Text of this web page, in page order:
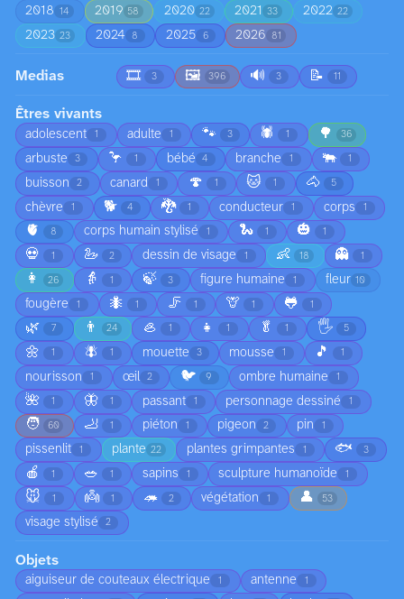
2018 14 2019 58 2020 22 2021 33 2022 22
2023 23 2024 8 2025 6 2026 81
Medias 🎞️ 3 🖼️ 396 🔊 3 📝 11
Êtres vivants
adolescent 1 adulte 1 🐾 3 🕷️ 1 🌳 36
arbuste 3 🦩 1 bébé 4 branche 1 🐃 1
buisson 2 canard 1 🍄 1 🐱 1 🐴 5
chèvre 1 🐕 4 🐉 1 conducteur 1 corps 1
🫀 8 corps humain stylisé 1 🐍 1 🎃 1
💀 1 🦢 2 dessin de visage 1 👶 18 👻 1
👩 26 👵 1 🍃 3 figure humaine 1 fleur 10
fougère 1 🐜 1 🦵 1 🦒 1 🐸 1
🌿 7 👨 24 🦪 1 👧 1 🥬 1 🖐️ 5
🌼 1 🪰 1 mouette 3 mousse 1 🎵 1
nourisson 1 œil 2 🐦 9 ombre humaine 1
🌺 1 🦋 1 passant 1 personnage dessiné 1
🧑 60 🦶 1 piéton 1 pigeon 2 pin 1
pissenlit 1 plante 22 plantes grimpantes 1 🐟 3
🍎 1 🥗 1 sapins 1 sculpture humanoïde 1
🐭 1 👼 1 🦔 2 végétation 1 👤 53
visage stylisé 2
Objets
aiguiseur de couteaux électrique 1 antenne 1